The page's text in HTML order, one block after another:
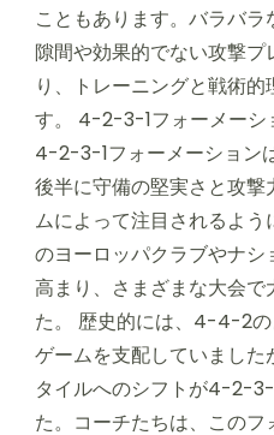
こともあります。バラバ
隙間や効果的でない攻撃
り、トレーニングと戦術
す。 4-2-3-1フォーメーシ
4-2-3-1フォーメーション
後半に守備の堅実さと攻
ムによって注目されるよ
のヨーロッパクラブやナ
高まり、さまざまな大会で
た。 歴史的には、4-4-2
ゲームを支配していまし
タイルへのシフトが4-2-
た。コーチたちは、この